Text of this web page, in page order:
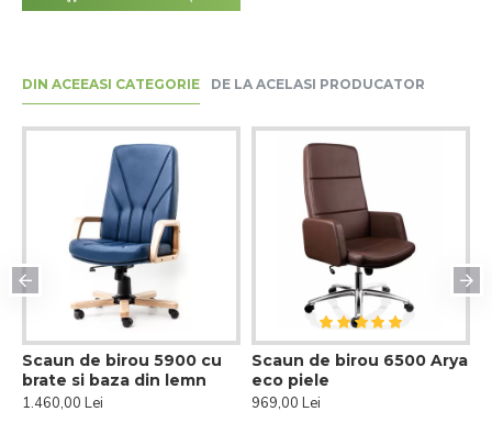
DIN ACEEASI CATEGORIE DE LA ACELASI PRODUCATOR
Scaun de birou 5900 cu
brate si baza din lemn
1.460,00 Lei
Scaun de birou 6500 Arya
eco piele
969,00 Lei